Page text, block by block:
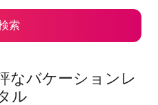
索
なバケーションレ
ル